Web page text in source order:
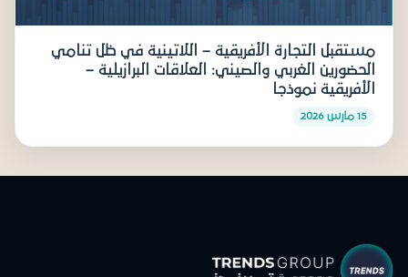
مستقبل التجارة الأفريقية – اللاتينية في ظل تنامي
الحضورين الغربي والصيني: العلاقات البرازيلية –
الأفريقية نموذجا
15 مارس 2026